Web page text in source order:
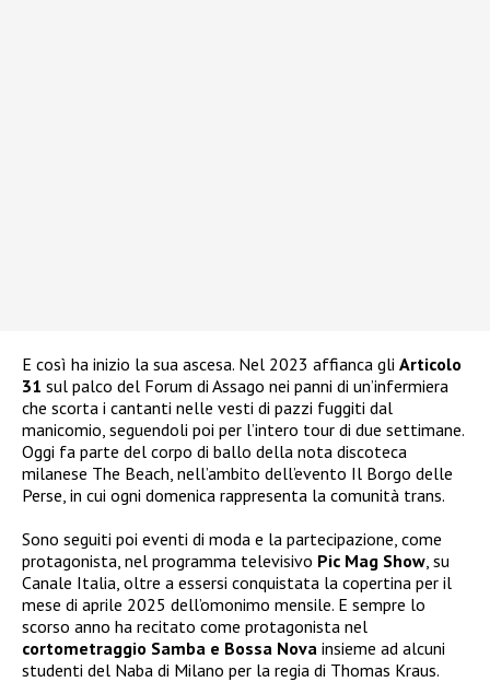
E così ha inizio la sua ascesa. Nel 2023 affianca gli Articolo
31 sul palco del Forum di Assago nei panni di un’infermiera
che scorta i cantanti nelle vesti di pazzi fuggiti dal
manicomio, seguendoli poi per l’intero tour di due settimane.
Oggi fa parte del corpo di ballo della nota discoteca
milanese The Beach, nell’ambito dell’evento Il Borgo delle
Perse, in cui ogni domenica rappresenta la comunità trans.
Sono seguiti poi eventi di moda e la partecipazione, come
protagonista, nel programma televisivo Pic Mag Show , su
Canale Italia, oltre a essersi conquistata la copertina per il
mese di aprile 2025 dell’omonimo mensile. E sempre lo
scorso anno ha recitato come protagonista nel
cortometraggio Samba e Bossa Nova insieme ad alcuni
studenti del Naba di Milano per la regia di Thomas Kraus.